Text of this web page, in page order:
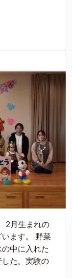
2月生まれの
ます。 野菜
中に入れた
た。実験の